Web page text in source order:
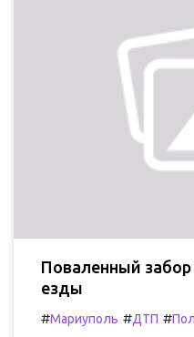
Поваленный забор
езды
#Мариуполь #ДТП #